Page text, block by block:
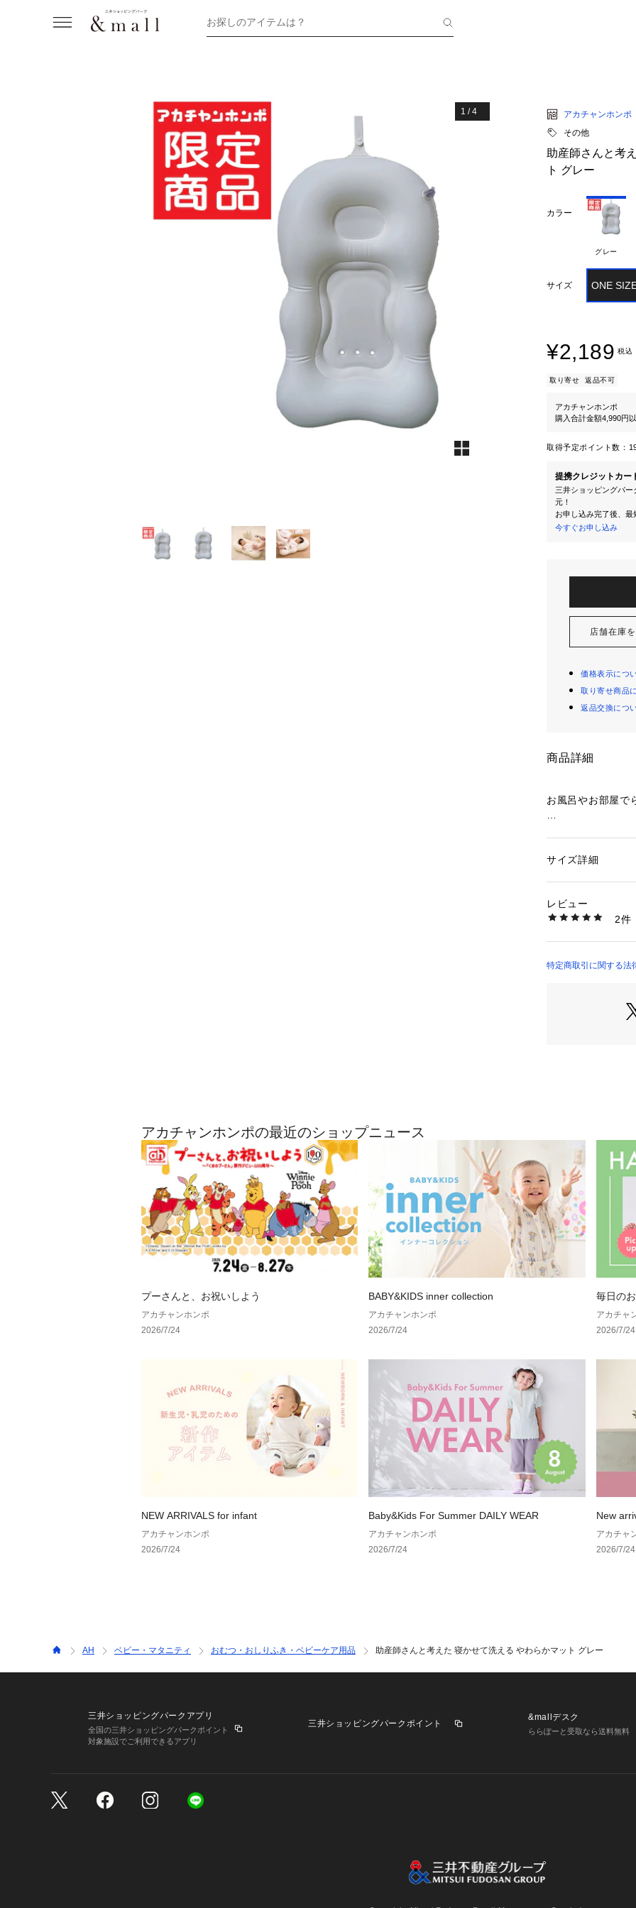
お探しのアイテムは？
1 /4
アカチャンホンポ
その他
助産師さんと考
ト グレー
カラー
グレー
サイズ ONE
¥2,189 税込
取り寄せ 返品不可
アカチャンホンポ
購入合計金額4,990円
取得予定ポイント数：
提携クレジットカー
三井ショッピングパ
元！
お申し込み完了後、最
今すぐお申し込み
店舗在庫
価格表示につ
取り寄せ商品
返品交換につ
商品詳細
お風呂やお部屋で
●お出かけにも持
●吊り下げループ
●空気圧でフィッ
●水がたまらない
シャワーの際に水
●材質：
本体)塩化ビニル
ておりません
※ふくらませ方
性別：キッズ・ベビー
※ふくらませ方によ
241397700 （ショ
サイズ詳細
レビュー
2件
特定商取引に関する法
アカチャンホンポの最近のショップニュース
プーさんと、お祝いしよう
アカチャンホンポ
2026/7/24
BABY&KIDS inner collection
アカチャンホンポ
2026/7/24
毎日の
アカチャ
2026/7/24
NEW ARRIVALS for infant
アカチャンホンポ
2026/7/24
Baby&Kids For Summer DAILY WEAR
アカチャンホンポ
2026/7/24
New
アカチャ
2026/7/24
AH ベビー・マタニティ おむつ・おしりふき・ベビーケア用品 助産師さんと考えた 寝かせて洗える やわらかマット グレー
三井ショッピングパークアプリ
全国の三井ショッピングパークポイント
対象施設でご利用できるアプリ
三井ショッピングパークポイント
&mallデスク
ららぽーと受取なら送料無料
個人情報保護方針 個人情報の取り扱いについて